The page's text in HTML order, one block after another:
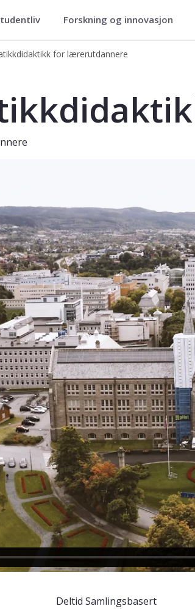
Forskning og innovasjon
for lærerutdannere
Deltid Samlingsbasert